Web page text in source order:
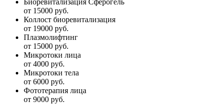
от 15000 руб.
Коллост биоревитализация
от 19000 руб.
Плазмолифтинг
от 15000 руб.
Микротоки лица
от 4000 руб.
Микротоки тела
от 6000 руб.
Фототерапия лица
от 9000 руб.